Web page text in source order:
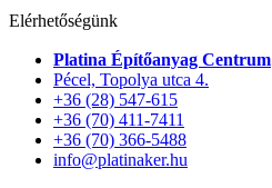
Elérhetőségünk
Platina Építőanyag Centrum
Pécel, Topolya utca 4.
+36 (28) 547-615
+36 (70) 411-7411
+36 (70) 366-5488
info@platinaker.hu